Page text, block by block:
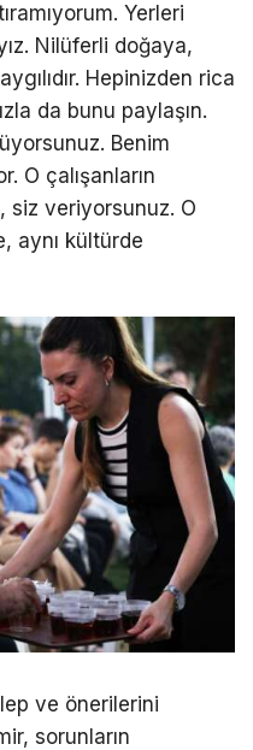
Yerleri
Nilüferli doğaya,
Hepinizden rica
da bunu paylaşın.
Benim
O çalışanların
siz veriyorsunuz. O
aynı kültürde
ve önerilerini
sorunların